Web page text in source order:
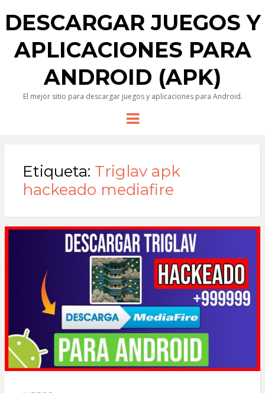
DESCARGAR JUEGOS Y
APLICACIONES PARA
ANDROID (APK)
El mejor sitio para descargar juegos y aplicaciones para Android.
Menu
Etiqueta: Triglav apk
hackeado mediafire